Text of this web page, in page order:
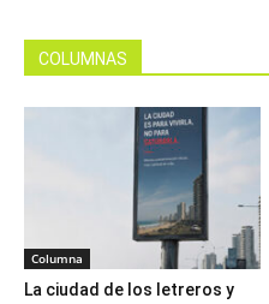
COLUMNAS
Columna
La ciudad de los letreros y